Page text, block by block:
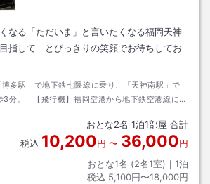
なる「ただいま」と言いたくなる福岡天神
指して とびっきりの笑顔でお待ちしてお
博多駅」で地下鉄七隈線に乗り、「天神南駅」で
3分。 【飛行機】福岡空港から地下鉄空港線に乗
七隈線に乗換換え。
おとな2名 1泊1部屋 合計
税込 10,200円 〜 36,000円
おとな1名 (2名1室)｜ 1泊
税込 5,100円〜18,000円